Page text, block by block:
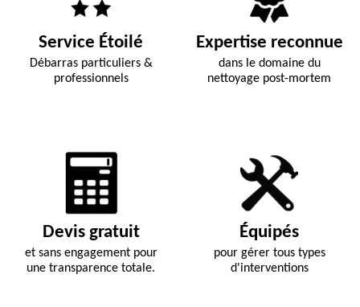
Service Étoilé
Débarras particuliers &
professionnels
Expertise reconnue
dans le domaine du
nettoyage post-mortem
Devis gratuit
et sans engagement pour
une transparence totale.
Équipés
pour gérer tous types
d'interventions